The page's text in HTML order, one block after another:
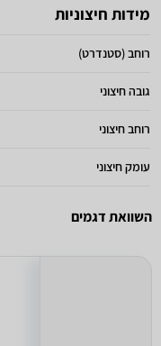
מידות חיצוניות
רוחב (סטנדרט)
גובה חיצוני
רוחב חיצוני
עומק חיצוני
השוואת דגמים